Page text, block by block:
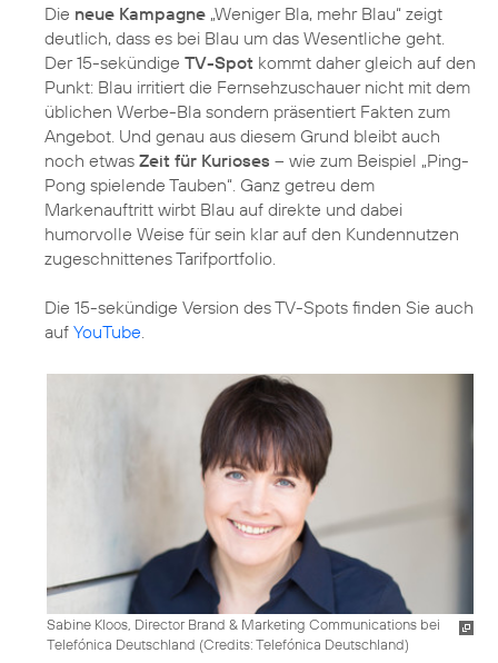
Die neue Kampagne „Weniger Bla, mehr Blau“ zeigt
deutlich, dass es bei Blau um das Wesentliche geht.
Der 15-sekündige TV-Spot kommt daher gleich auf den
Punkt: Blau irritiert die Fernsehzuschauer nicht mit dem
üblichen Werbe-Bla sondern präsentiert Fakten zum
Angebot. Und genau aus diesem Grund bleibt auch
noch etwas Zeit für Kurioses – wie zum Beispiel „Ping-
Pong spielende Tauben“. Ganz getreu dem
Markenauftritt wirbt Blau auf direkte und dabei
humorvolle Weise für sein klar auf den Kundennutzen
zugeschnittenes Tarifportfolio.
Die 15-sekündige Version des TV-Spots finden Sie auch
auf YouTube
Sabine Kloos, Director Brand & Marketing Communications bei
Telefónica Deutschland (Credits: Telefónica Deutschland)